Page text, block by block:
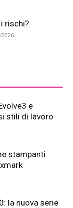
rischi?
2026
e
stili di lavoro
stampanti
la nuova serie